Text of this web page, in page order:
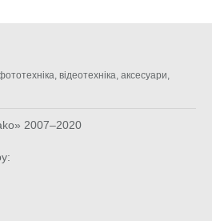
відеотехніка, аксесуари,
2007–2020